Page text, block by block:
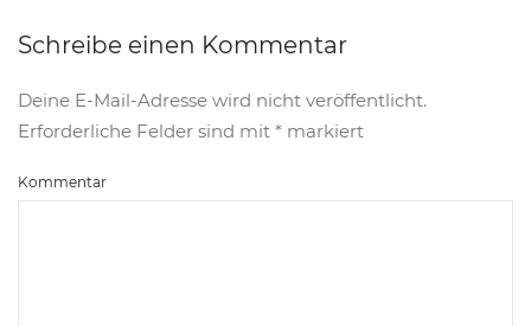
Schreibe einen Kommentar
Deine E-Mail-Adresse wird nicht veröffentlicht.
Erforderliche Felder sind mit * markiert
Kommentar